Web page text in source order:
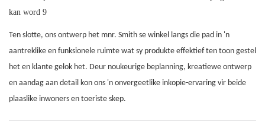
Ten slotte, ons ontwerp het mnr. Smith se winkel langs die pad in 'n
aantreklike en funksionele ruimte wat sy produkte effektief ten toon gestel
het en klante gelok het. Deur noukeurige beplanning, kreatiewe ontwerp
en aandag aan detail kon ons 'n onvergeetlike inkopie-ervaring vir beide
plaaslike inwoners en toeriste skep.